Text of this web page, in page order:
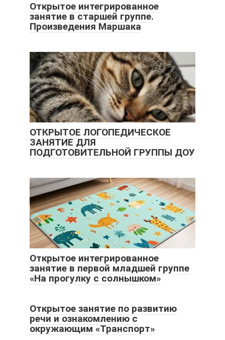
Открытое интегрированное
занятие в старшей группе.
Произведения Маршака
ОТКРЫТОЕ ЛОГОПЕДИЧЕСКОЕ
ЗАНЯТИЕ ДЛЯ
ПОДГОТОВИТЕЛЬНОЙ ГРУППЫ ДОУ
Открытое интегрированное
занятие в первой младшей группе
«На прогулку с солнышком»
Открытое занятие по развитию
речи и ознакомлению с
окружающим «Транспорт»